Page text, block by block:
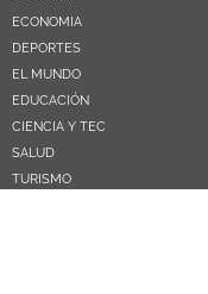
ECONOMIA
DEPORTES
EL MUNDO
EDUCACIÓN
CIENCIA Y TEC
SALUD
TURISMO